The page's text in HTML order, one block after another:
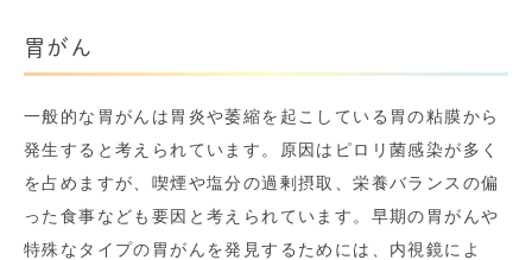
胃がん
一般的な胃がんは胃炎や萎縮を起こしている胃の粘膜から
発生すると考えられています。原因はピロリ菌感染が多く
を占めますが、喫煙や塩分の過剰摂取、栄養バランスの偏
った食事なども要因と考えられています。早期の胃がんや
特殊なタイプの胃がんを発見するためには、内視鏡によ